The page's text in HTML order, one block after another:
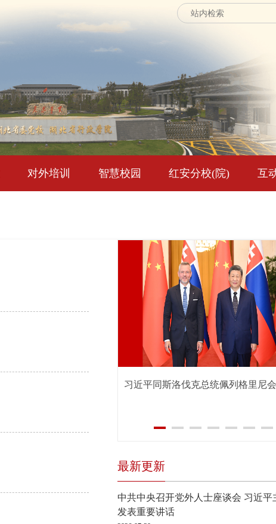
对外培训 智慧校园 红安分校(院) 互
习近平同斯洛伐克总统佩列格里尼
最新更新
中共中央召开党外人士座谈会 习近平
发表重要讲话